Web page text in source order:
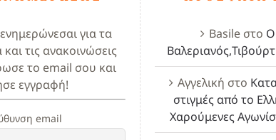
για τα
τις ανακοινώσεις
το email σου και
εγγραφή!
email
Basileστο
Αγγελική στο
στιγμές από το
Χαρούμενες